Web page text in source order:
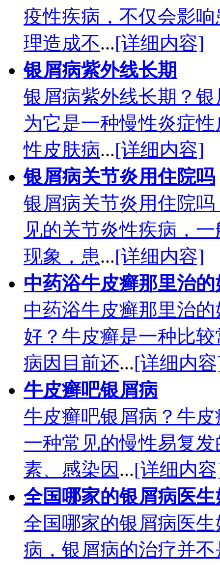
疫性疾病，不仅会影
理造成不...[详细内容]
银屑病紫外线长期
银屑病紫外线长期？
为它是一种慢性炎症
性皮肤病...[详细内容]
银屑病关节炎用住院吗
银屑病关节炎用住院
见的关节炎性疾病，
现象，患...[详细内容]
中药浴牛皮癣那里治的
中药浴牛皮癣那里治
好？牛皮癣是一种比
病因目前还...[详细内
牛皮癣吧银屑病
牛皮癣吧银屑病？牛
一种常见的慢性易复
素、感染因 ...[详细内
全国哪家的银屑病医
全国哪家的银屑病医
病，银屑病的治疗并